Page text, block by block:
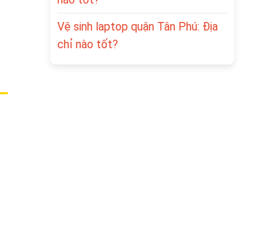
Vệ sinh laptop quận Tân Phú: Địa
chỉ nào tốt?